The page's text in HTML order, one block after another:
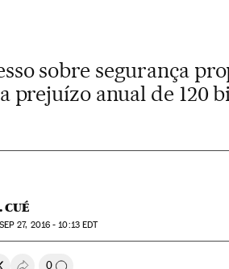
sobre segurança
prejuízo anual de 120
CUÉ
SEP 27, 2016 - 10:13EDT
0